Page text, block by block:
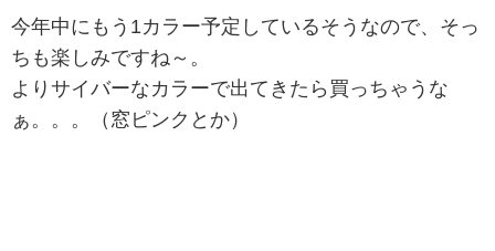
今年中にもう1カラー予定しているそうなので、そっ
ちも楽しみですね～。
よりサイバーなカラーで出てきたら買っちゃうな
ぁ。。。（窓ピンクとか）